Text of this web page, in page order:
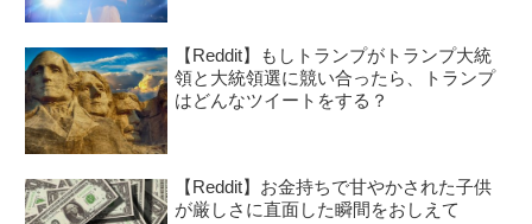
【Reddit】もしトランプがトランプ大統
領と大統領選に競い合ったら、トランプ
はどんなツイートをする？
【Reddit】お金持ちで甘やかされた子供
が厳しさに直面した瞬間をおしえて